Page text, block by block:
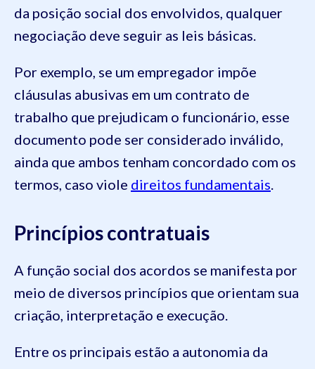
da posição social dos envolvidos, qualquer
negociação deve seguir as leis básicas.
Por exemplo, se um empregador impõe
cláusulas abusivas em um contrato de
trabalho que prejudicam o funcionário, esse
documento pode ser considerado inválido,
ainda que ambos tenham concordado com os
termos, caso viole direitos fundamentais.
Princípios contratuais
A função social dos acordos se manifesta por
meio de diversos princípios que orientam sua
criação, interpretação e execução.
Entre os principais estão a autonomia da